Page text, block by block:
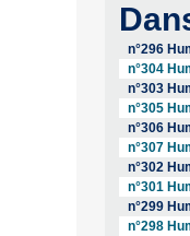
n°296
n°304
n°303
n°305
n°306
n°307
n°302
n°301
n°299
n°298